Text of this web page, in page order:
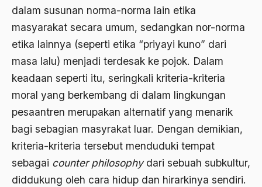
dalam susunan norma-norma lain etika
masyarakat secara umum, sedangkan nor-norma
etika lainnya (seperti etika “priyayi kuno” dari
masa lalu) menjadi terdesak ke pojok. Dalam
keadaan seperti itu, seringkali kriteria-kriteria
moral yang berkembang di dalam lingkungan
pesaantren merupakan alternatif yang menarik
bagi sebagian masyrakat luar. Dengan demikian,
kriteria-kriteria tersebut menduduki tempat
sebagai counter philosophydari sebuah subkultur,
diddukung oleh cara hidup dan hirarkinya sendiri.
Ar-Raniry
arab
arabisasi
arafat
Ard
area studies
Argentina
Ariel Saron